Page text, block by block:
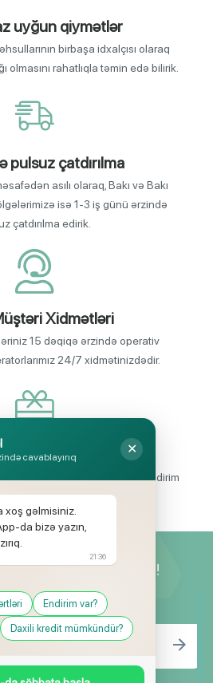
uyğun qiymətlər
birbaşa idxalçısı olaraq
olmasını rahatlıqla təmin edə bilirik.
pulsuz çatdırılma
asılı olaraq, Bakı və Bakı
isə 1-3 iş günü ərzində
çatdırılma edirik.
Xidmətləri
15 dəqiqə ərzində operativ
24/7 xidmətinizdədir.
məhsul seçimi
olaraq, yüksək məbləğli endirim
kampaniyaları keçirilir.
ilk siz xəbərdar olun!
cavablayırıq
✕
xoş gəlmisiniz.
da bizə yazın,
21:36
Endirim var?
Daxili kredit mümkündür?